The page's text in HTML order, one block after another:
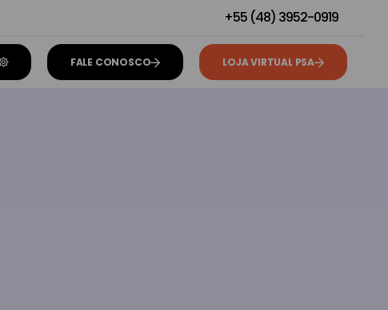
+55 (48) 3952-0919
FALE CONOSCO LOJA VIRTUAL PSA